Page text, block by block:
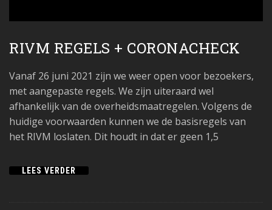
RIVM REGELS + CORONACHECK
Vanaf 26 juni 2021 zijn we weer open voor bezoekers,
met aangepaste regels. We zijn uiteraard wel
afhankelijk van de overheidsmaatregelen. Volgens de
huidige voorwaarden kunnen we de basisregels van
het RIVM loslaten. Dit houdt in dat er geen 1,5
LEES VERDER